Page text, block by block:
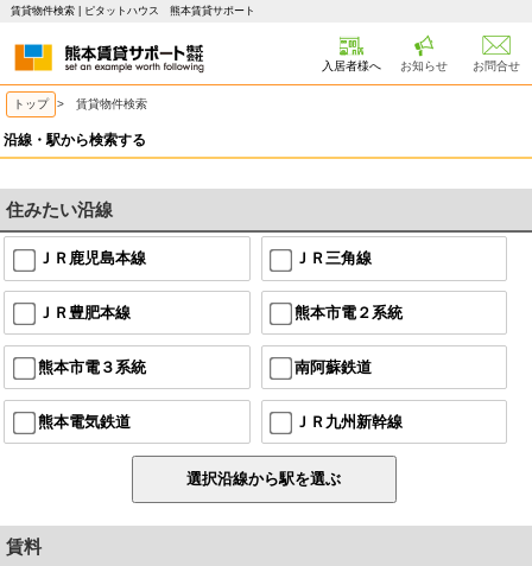
賃貸物件検索 | ピタットハウス 熊本賃貸サポート
入居者様へ お知らせ お問合せ
トップ > 賃貸物件検索
沿線・駅から検索する
住みたい沿線
ＪＲ鹿児島本線 ＪＲ三角線
ＪＲ豊肥本線 熊本市電２系統
熊本市電３系統 南阿蘇鉄道
熊本電気鉄道 ＪＲ九州新幹線
賃料